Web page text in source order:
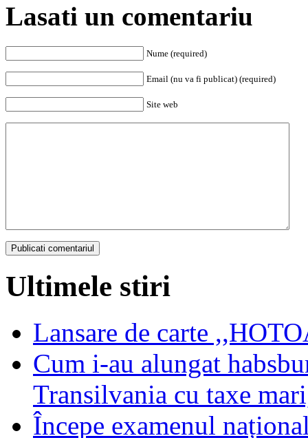
Lasati un comentariu
Nume (required)
Email (nu va fi publicat) (required)
Site web
Ultimele stiri
Lansare de carte
Cum i-au alungat
Transilvania cu taxe
Începe examenul